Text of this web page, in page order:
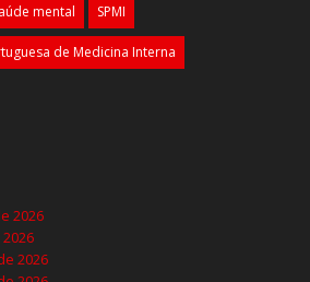
mental SPMI
de Medicina Interna
2026
2026